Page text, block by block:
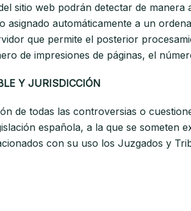
sitio web podrán detectar de
asignado automáticamente a un
que permite el posterior
de impresiones de páginas, el
Y JURISDICCIÓN
de todas las controversias o
española, a la que se someten
con su uso los Juzgados y